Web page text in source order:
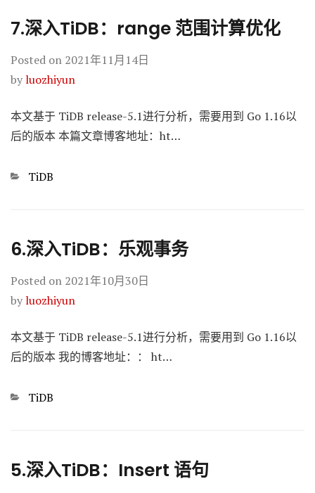
7.深入TiDB：range 范围计算优化
Posted on 2021年11月14日
byluozhiyun
本文基于 TiDB release-5.1进行分析，需要用到 Go 1.16以
后的版本 本篇文章博客地址：ht…
Categories
TiDB
6.深入TiDB：乐观事务
Posted on 2021年10月30日
byluozhiyun
本文基于 TiDB release-5.1进行分析，需要用到 Go 1.16以
后的版本 我的博客地址：： ht…
Categories
TiDB
5.深入TiDB：Insert 语句